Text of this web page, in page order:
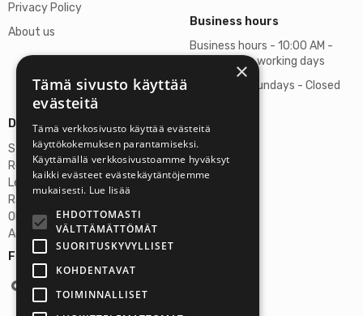
Privacy Policy
About us
Business hours
Business hours - 10:00 AM -
06:00 PM on working days
Saturdays, Sundays - Closed
Follow us:
Details
Stardust Finland Oy
Registration no: 2972445-9
Legal Address
Rantatie 37 C75, 33250 Tampere
OP Tampere
Account No.: FI6357300820922629
×
Tämä sivusto käyttää
evästeitä
Tämä verkkosivusto käyttää evästeitä
käyttökokemuksen parantamiseksi.
Käyttämällä verkkosivustoamme hyväksyt
kaikki evästeet evästekäytäntöjemme
mukaisesti. Lue lisää
EHDOTTOMASTI
VÄLTTÄMÄTTÖMÄT
SUORITUSKYVYLLISET
KOHDENTAVAT
TOIMINNALLISET